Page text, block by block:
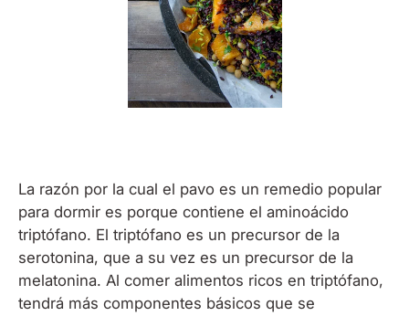
La razón por la cual el pavo es un remedio popular
para dormir es porque contiene el aminoácido
triptófano. El triptófano es un precursor de la
serotonina, que a su vez es un precursor de la
melatonina. Al comer alimentos ricos en triptófano,
tendrá más componentes básicos que se